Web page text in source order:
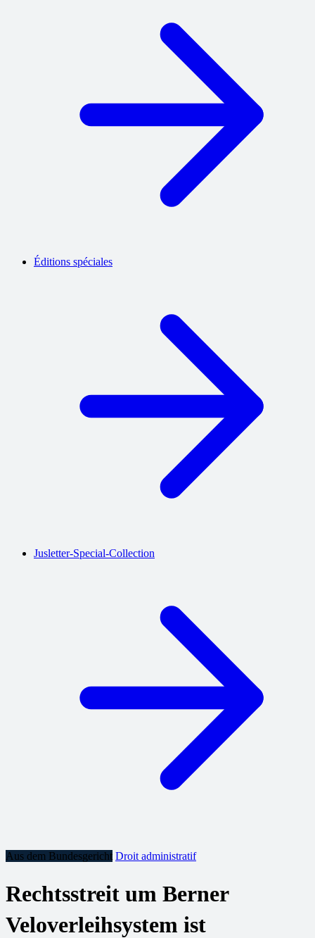
Éditions spéciales
Jusletter-Special-Collection
Aus dem Bundesgericht Droit administratif
Rechtsstreit um Berner
Veloverleihsystem ist